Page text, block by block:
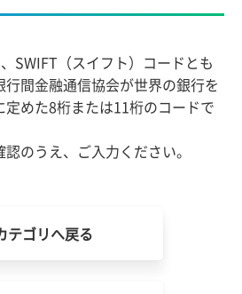
SWIFT（スイフト）コードとも
行間金融通信協会が世界の銀行を
定めた8桁または11桁のコードで
のうえ、ご入力ください。
テゴリへ戻る